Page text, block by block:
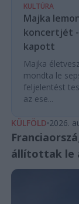
KULTÚRA
Majka
koncertjét
kapott
Majka
mondta le
feljelentést
az ese...
KÜLFÖLD 2026.
állítottak le